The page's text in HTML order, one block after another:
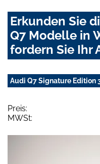
Erkunden Sie
Q7 Modelle in
fordern Sie Ihr
Audi Q7 Signature Edition
Preis:
MWSt: